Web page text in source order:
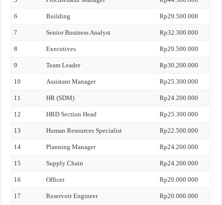
6 Building Rp29.500.000
7 Senior Business Analyst Rp32.300.000
8 Executives Rp29.500.000
9 Team Leader Rp30.200.000
10 Assistant Manager Rp25.300.000
11 HR (SDM) Rp24.200.000
12 HRD Section Head Rp25.300.000
13 Human Resources Specialist Rp22.500.000
14 Planning Manager Rp24.200.000
15 Supply Chain Rp24.200.000
16 Officer Rp20.000.000
17 Reservoir Engineer Rp20.000.000